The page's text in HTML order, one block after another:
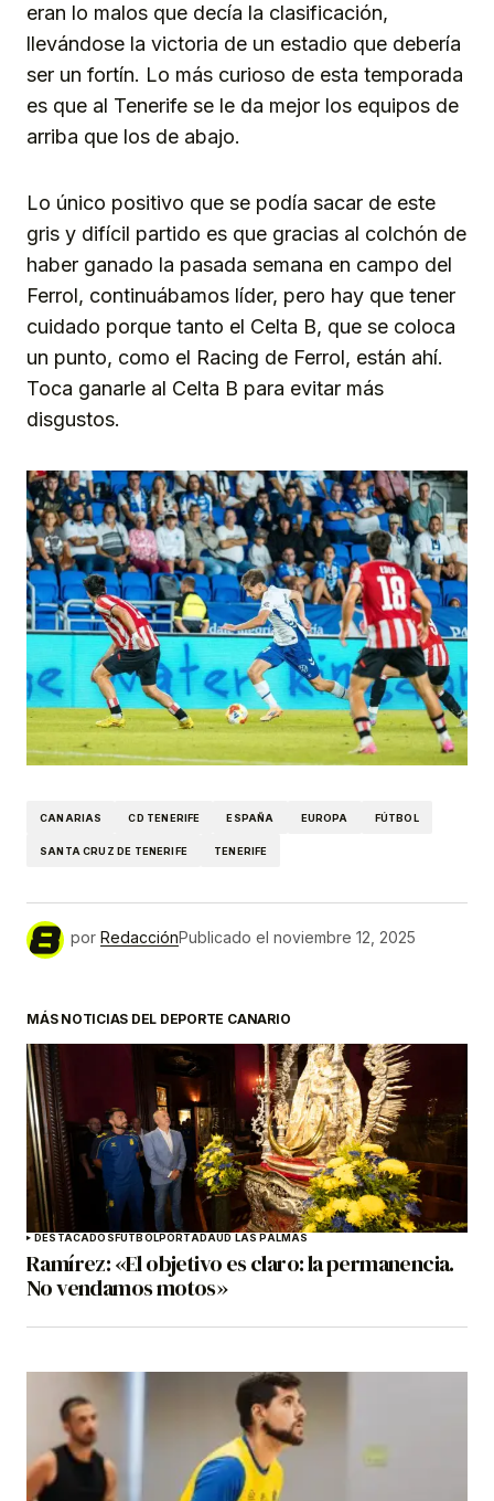
eran lo malos que decía la clasificación,
llevándose la victoria de un estadio que debería
ser un fortín. Lo más curioso de esta temporada
es que al Tenerife se le da mejor los equipos de
arriba que los de abajo.
Lo único positivo que se podía sacar de este
gris y difícil partido es que gracias al colchón de
haber ganado la pasada semana en campo del
Ferrol, continuábamos líder, pero hay que tener
cuidado porque tanto el Celta B, que se coloca
un punto, como el Racing de Ferrol, están ahí.
Toca ganarle al Celta B para evitar más
disgustos.
CANARIAS CD TENERIFE ESPAÑA EUROPA FÚTBOL
SANTA CRUZ DE TENERIFE TENERIFE
por RedacciónPublicado el noviembre 12, 2025
MÁS NOTICIAS DEL DEPORTE CANARIO
DESTACADOSFÚTBOLPORTADAUD LAS PALMAS
Ramírez: «El objetivo es claro: la permanencia.
No vendamos motos»